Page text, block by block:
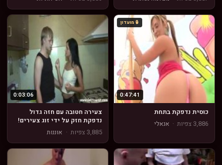
🔒 מועדון
0:47:41
כוסית נדפקת בתחת
3,886 צפיות
· אנאלי
0:03:06
צעירה חטובה עם חזה גדול
נדפקת חזק על ידי זוג צעירים!
3,885 צפיות
· אוננות